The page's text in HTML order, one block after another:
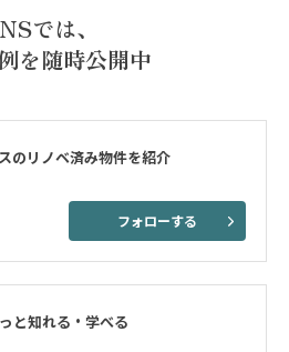
では、
を随時公開中
のリノベ済み物件を紹介
フォローする
と知れる・学べる